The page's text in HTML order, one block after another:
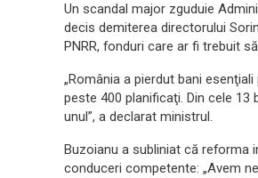
Un scandal major zguduie
decis demiterea directorului
PNRR, fonduri care ar fi trebuit
„România a pierdut bani
peste 400 planificaţi. Din cele 13
unul”, a declarat ministrul.
Buzoianu a subliniat că reforma
conduceri competente: „Avem